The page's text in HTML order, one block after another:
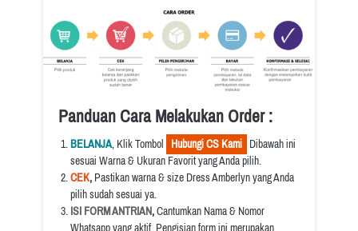
Panduan Cara Melakukan Order :
BELANJA, Klik Tombol
  Hubungi CS Kami
Dibawah ini
sesuai Warna & Ukuran Favorit yang Anda pilih.
CEK, Pastikan warna & size Dress Amberlyn yang Anda
pilih sudah sesuai ya.
ISI FORM ANTRIAN, Cantumkan Nama & Nomor